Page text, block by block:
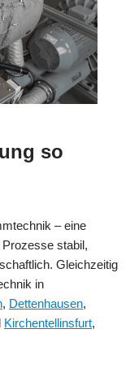
so
– eine
stabil,
Gleichzeitig
in
, Dettenhausen,
Kirchentellinsfurt,